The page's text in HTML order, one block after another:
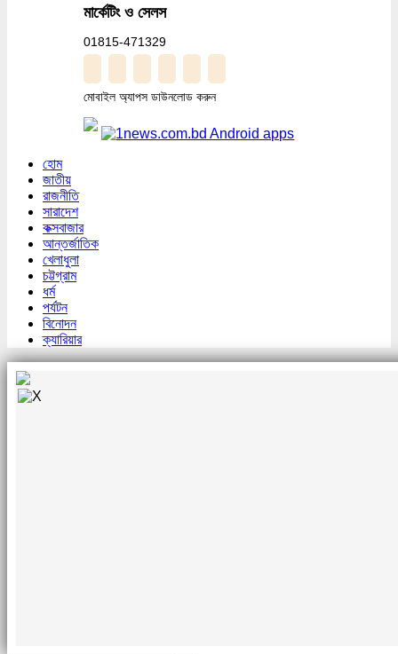
মার্কেটিং ও সেলস
01815-471329
মোবাইল অ্যাপস ডাউনলোড করুন
হোম
জাতীয়
রাজনীতি
সারাদেশ
কক্সবাজার
আন্তর্জাতিক
খেলাধুলা
চট্টগ্রাম
ধর্ম
পর্যটন
বিনোদন
ক্যারিয়ার